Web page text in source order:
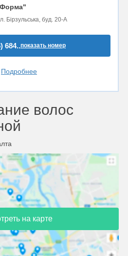
Бірзульська, буд. 20-А
684..показать номер
Подробнее
волос
на карте